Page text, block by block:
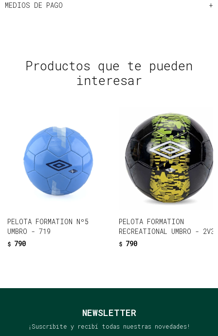
MEDIOS DE PAGO
Productos que te pueden
interesar
PELOTA FORMATION Nº5
UMBRO - 719
$ 790
PELOTA FORMATION
RECREATIONAL UMBRO - 2V3
$ 790
NEWSLETTER
¡Suscribite y recibí todas nuestras novedades!